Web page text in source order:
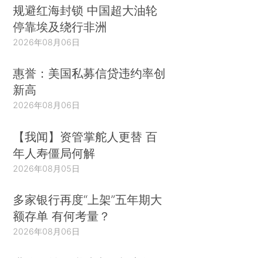
规避红海封锁 中国超大油轮
停靠埃及绕行非洲
2026年08月06日
惠誉：美国私募信贷违约率创
新高
2026年08月06日
【我闻】资管掌舵人更替 百
年人寿僵局何解
2026年08月05日
多家银行再度“上架”五年期大
额存单 有何考量？
2026年08月06日